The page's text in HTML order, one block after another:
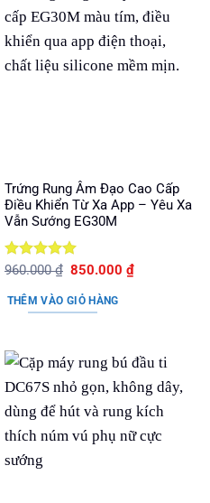
Trứng Rung Âm Đạo Cao Cấp
Điều Khiển Từ Xa App – Yêu Xa
Vẫn Sướng EG30M
Được xếp
sao
960.000₫ Giá
là:
960.000 ₫.
850.000₫Giá
THÊM VÀO GIỎ HÀNG